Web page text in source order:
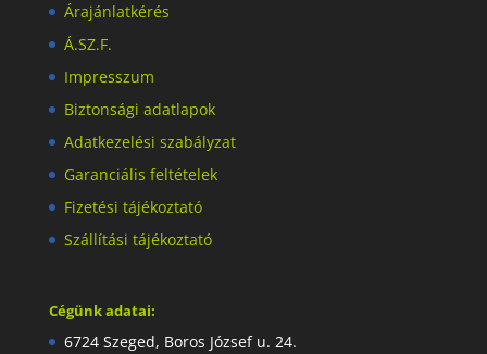
Árajánlatkérés
Á.SZ.F.
Impresszum
Biztonsági adatlapok
Adatkezelési szabályzat
Garanciális feltételek
Fizetési tájékoztató
Szállítási tájékoztató
Cégünk adatai:
6724 Szeged, Boros József u. 24.